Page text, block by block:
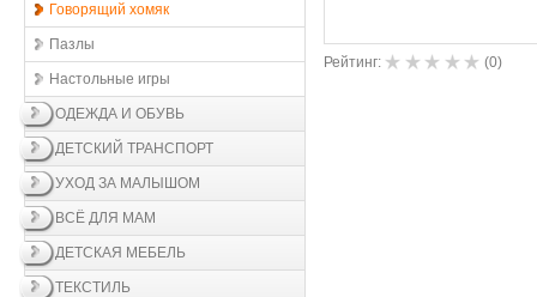
Говорящий хомяк
Пазлы
Настольные игры
ОДЕЖДА И ОБУВЬ
ДЕТСКИЙ ТРАНСПОРТ
УХОД ЗА МАЛЫШОМ
ВСЁ ДЛЯ МАМ
ДЕТСКАЯ МЕБЕЛЬ
ТЕКСТИЛЬ
Рейтинг: (0)